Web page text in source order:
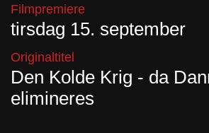
Filmpremiere
tirsdag 15. september
Originaltitel
Den Kolde Krig - da
elimineres